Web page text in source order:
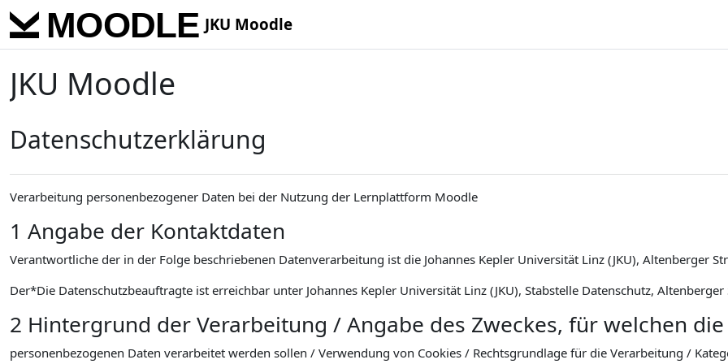
Skip to main content
JKU Moodle
JKU Moodle
Datenschutzerklärung
Verarbeitung personenbezogener Daten bei der Nutzung der Lernplattform Moodle
1 Angabe der Kontaktdaten
Verantwortliche der in der Folge beschriebenen Datenverarbeitung ist die Johannes Kepler Universität Linz (JKU), Altenberger
Der*Die Datenschutzbeauftragte ist erreichbar unter Johannes Kepler Universität Linz (JKU), Stabstelle Datenschutz,
2 Hintergrund der Verarbeitung / Angabe des Zweckes, für welchen die
personenbezogenen Daten verarbeitet werden sollen / Verwendung von Cookies / Rechtsgrundlage für die Verarbeitung /